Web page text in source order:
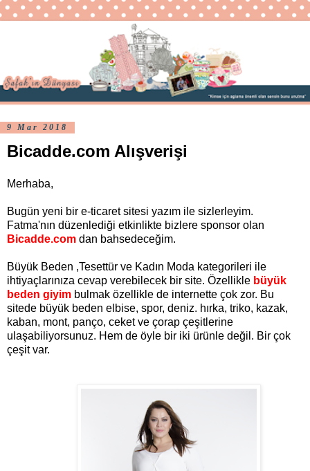
9 Mar 2018
Bicadde.com Alışverişi
Merhaba,
Bugün yeni bir e-ticaret sitesi yazım ile sizlerleyim.
Fatma'nın düzenlediği etkinlikte bizlere sponsor olan
Bicadde.com dan bahsedeceğim.
Büyük Beden ,Tesettür ve Kadın Moda kategorileri ile
ihtiyaçlarınıza cevap verebilecek bir site. Özellikle büyük
beden giyim bulmak özellikle de internette çok zor. Bu
sitede büyük beden elbise, spor, deniz. hırka, triko, kazak,
kaban, mont, panço, ceket ve çorap çeşitlerine
ulaşabiliyorsunuz. Hem de öyle bir iki ürünle değil. Bir çok
çeşit var.